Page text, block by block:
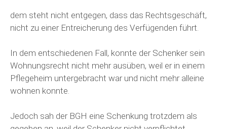
dem steht nicht entgegen, dass das Rechtsgeschäft,
nicht zu einer Entreicherung des Verfügenden führt.
In dem entschiedenen Fall, konnte der Schenker sein
Wohnungsrecht nicht mehr ausüben, weil er in einem
Pflegeheim untergebracht war und nicht mehr alleine
wohnen konnte.
Jedoch sah der BGH eine Schenkung trotzdem als